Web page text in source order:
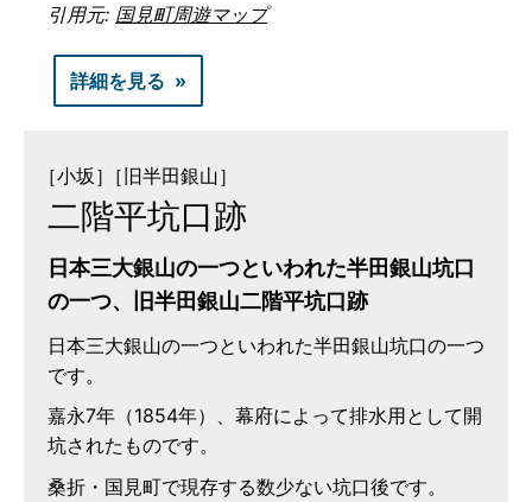
引用元: 国見町周遊マップ
詳細を見る
［小坂］ ［旧半田銀山］
二階平坑口跡
日本三大銀山の一つといわれた半田銀山坑口
の一つ、旧半田銀山二階平坑口跡
日本三大銀山の一つといわれた半田銀山坑口の一つ
です。
嘉永7年（1854年）、幕府によって排水用として開
坑されたものです。
桑折・国見町で現存する数少ない坑口後です。